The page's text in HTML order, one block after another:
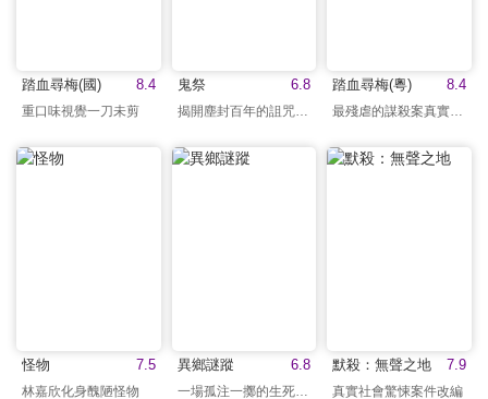
8.4
踏血尋梅(國)
重口味視覺一刀未剪
6.8
鬼祭 8.4
踏血尋梅(粵)
7.5
怪物
林嘉欣化身醜陋怪物
6.8
異鄉謎蹤
一場孤注一擲的生死追尋
7.9
默殺：無聲之地
真實社會驚悚案件改編